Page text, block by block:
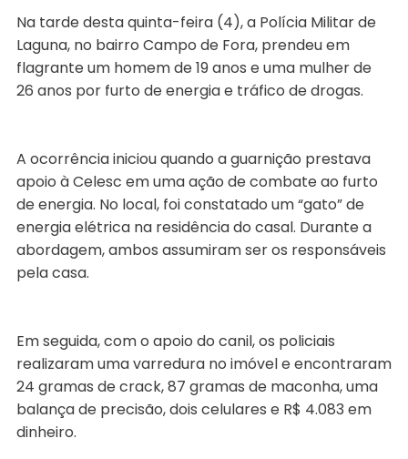
Na tarde desta quinta-feira (4), a Polícia Militar de
Laguna, no bairro Campo de Fora, prendeu em
flagrante um homem de 19 anos e uma mulher de
26 anos por furto de energia e tráfico de drogas.
A ocorrência iniciou quando a guarnição prestava
apoio à Celesc em uma ação de combate ao furto
de energia. No local, foi constatado um “gato” de
energia elétrica na residência do casal. Durante a
abordagem, ambos assumiram ser os responsáveis
pela casa.
Em seguida, com o apoio do canil, os policiais
realizaram uma varredura no imóvel e encontraram
24 gramas de crack, 87 gramas de maconha, uma
balança de precisão, dois celulares e R$ 4.083 em
dinheiro.